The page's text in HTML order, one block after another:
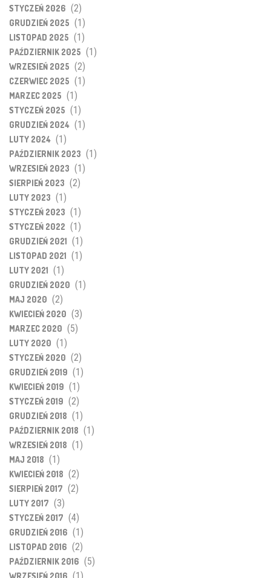
STYCZEŃ 2026 (2)
GRUDZIEŃ 2025 (1)
LISTOPAD 2025 (1)
PAŹDZIERNIK 2025 (1)
WRZESIEŃ 2025 (2)
CZERWIEC 2025 (1)
MARZEC 2025 (1)
STYCZEŃ 2025 (1)
GRUDZIEŃ 2024 (1)
LUTY 2024 (1)
PAŹDZIERNIK 2023 (1)
WRZESIEŃ 2023 (1)
SIERPIEŃ 2023 (2)
LUTY 2023 (1)
STYCZEŃ 2023 (1)
STYCZEŃ 2022 (1)
GRUDZIEŃ 2021 (1)
LISTOPAD 2021 (1)
LUTY 2021 (1)
GRUDZIEŃ 2020 (1)
MAJ 2020 (2)
KWIECIEŃ 2020 (3)
MARZEC 2020 (5)
LUTY 2020 (1)
STYCZEŃ 2020 (2)
GRUDZIEŃ 2019 (1)
KWIECIEŃ 2019 (1)
STYCZEŃ 2019 (2)
GRUDZIEŃ 2018 (1)
PAŹDZIERNIK 2018 (1)
WRZESIEŃ 2018 (1)
MAJ 2018 (1)
KWIECIEŃ 2018 (2)
SIERPIEŃ 2017 (2)
LUTY 2017 (3)
STYCZEŃ 2017 (4)
GRUDZIEŃ 2016 (1)
LISTOPAD 2016 (2)
PAŹDZIERNIK 2016 (5)
WRZESIEŃ 2016